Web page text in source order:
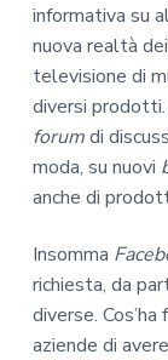
informativa su
nuova realtà dei
televisione di
diversi
forumdi
moda, su nuovi
anche di
Insomma
richiesta, da
diverse.
aziende di